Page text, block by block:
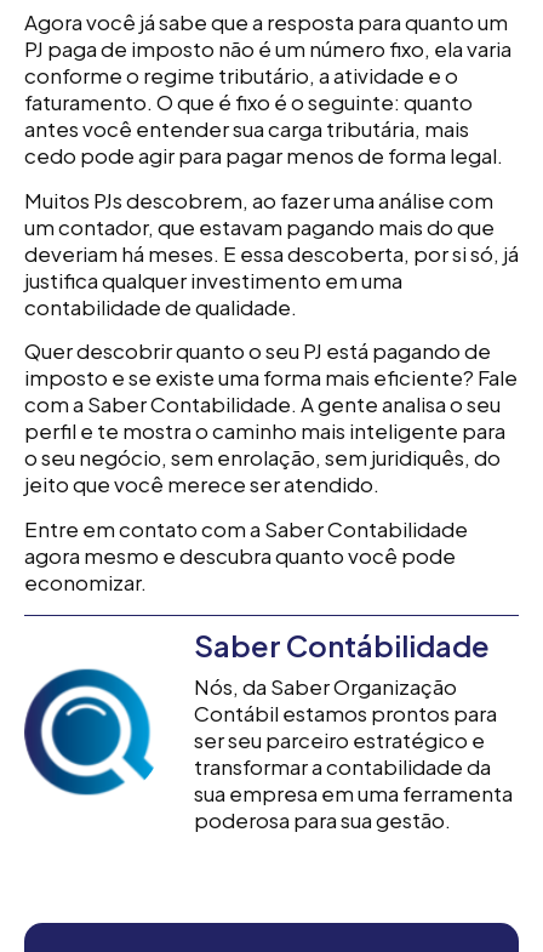
Agora você já sabe que a resposta para quanto um
PJ paga de imposto não é um número fixo, ela varia
conforme o regime tributário, a atividade e o
faturamento. O que é fixo é o seguinte: quanto
antes você entender sua carga tributária, mais
cedo pode agir para pagar menos de forma legal.
Muitos PJs descobrem, ao fazer uma análise com
um contador, que estavam pagando mais do que
deveriam há meses. E essa descoberta, por si só, já
justifica qualquer investimento em uma
contabilidade de qualidade.
Quer descobrir quanto o seu PJ está pagando de
imposto e se existe uma forma mais eficiente? Fale
com a Saber Contabilidade. A gente analisa o seu
perfil e te mostra o caminho mais inteligente para
o seu negócio, sem enrolação, sem juridiquês, do
jeito que você merece ser atendido.
Entre em contato com a Saber Contabilidade
agora mesmo e descubra quanto você pode
economizar.
Saber Contábilidade
Nós, da Saber Organização
Contábil estamos prontos para
ser seu parceiro estratégico e
transformar a contabilidade da
sua empresa em uma ferramenta
poderosa para sua gestão.